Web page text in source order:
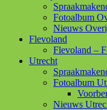
Fotoalbum
Nieuws
Flevoland
Flevoland –
Utrecht
Fotoalbum
Nieuws